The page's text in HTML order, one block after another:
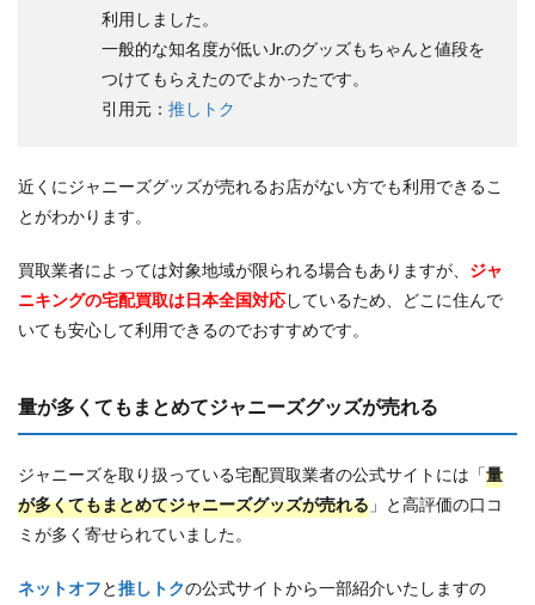
利用しました。
一般的な知名度が低いJr.のグッズもちゃんと値段を
つけてもらえたのでよかったです。
引用元： 推しトク
近くにジャニーズグッズが売れるお店がない方でも利用できるこ
とがわかります。
買取業者によっては対象地域が限られる場合もありますが、 ジャ
ニキングの宅配買取は日本全国対応しているため、どこに住んで
いても安心して利用できるのでおすすめです。
量が多くてもまとめてジャニーズグッズが売れる
ジャニーズを取り扱っている宅配買取業者の公式サイトには「量
が多くてもまとめてジャニーズグッズが売れる 」と高評価の口コ
ミが多く寄せられていました。
ネットオフと推しトクの公式サイトから一部紹介いたしますの